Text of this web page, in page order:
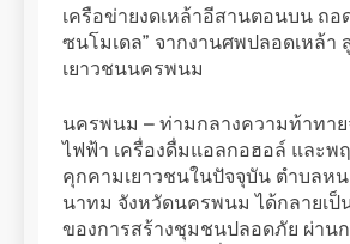
เครือข่ายงดเหล้าอีสานตอนบน ถอ
ซนโมเดล” จากงานศพปลอดเหล้า
เยาวชนนครพนม
นครพนม – ท่ามกลางความท้าทา
ไฟฟ้า เครื่องดื่มแอลกอฮอล์ และพ
คุกคามเยาวชนในปัจจุบัน ตำบลห
นาทม จังหวัดนครพนม ได้กลายเ
ของการสร้างชุมชนปลอดภัย ผ่าน